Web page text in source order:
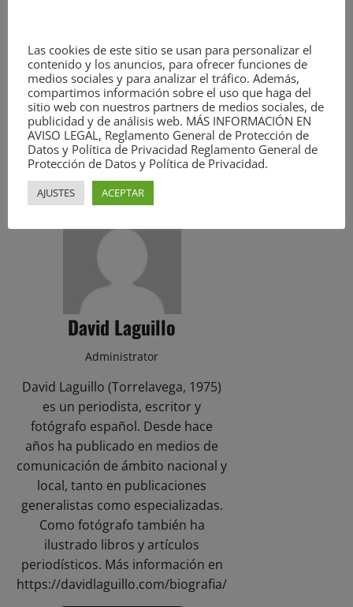
Cantabria Diario –
Periódico de Cantabria,
Diario de Cantabria,
noticias de Cantabria
ACERCA DEL AUTOR
David Laguillo
Administrator
David Laguillo (Torrelavega, 1975)
es un periodista, escritor y
fotógrafo español. Desde hace
años ha publicado en medios de
comunicación de ámbito nacional y
local, tanto en publicaciones
generalistas como especializadas.
Como fotógrafo también ha
ilustrado libros y artículos
periodísticos. Más información en
https://davidlaguillo.com/biografia/
Las cookies de este sitio se usan para personalizar el
contenido y los anuncios, para ofrecer funciones de
medios sociales y para analizar el tráfico. Además,
compartimos información sobre el uso que haga del
sitio web con nuestros partners de medios sociales, de
publicidad y de análisis web. MÁS INFORMACIÓN EN
AVISO LEGAL, Reglamento General de Protección de
Datos y Política de Privacidad Reglamento General de
Protección de Datos y Política de Privacidad.
AJUSTES ACEPTAR